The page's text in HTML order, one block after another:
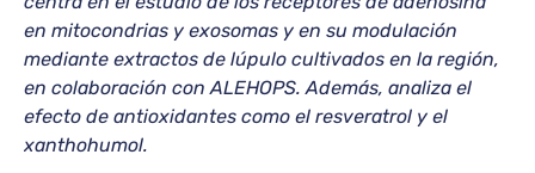
en mitocondrias y exosomas y en su modulación
mediante extractos de lúpulo cultivados en la región,
en colaboración con ALEHOPS. Además, analiza el
efecto de antioxidantes como el resveratrol y el
xanthohumol.